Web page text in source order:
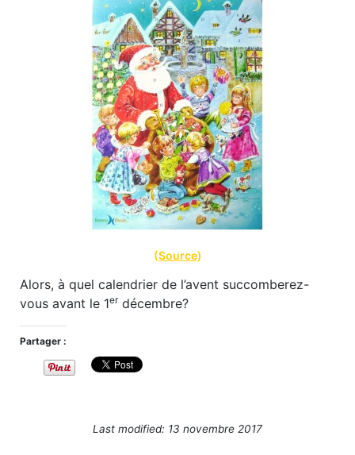
(Source)
Alors, à quel calendrier de l’avent succomberez-
vous avant le 1erdécembre?
Partager :
Last modified: 13 novembre 2017